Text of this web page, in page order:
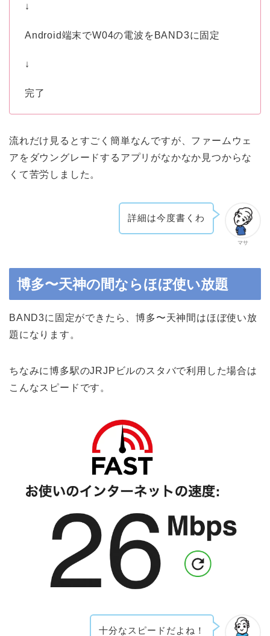
↓
Android端末でW04の電波をBAND3に固定
↓
完了
流れだけ見るとすごく簡単なんですが、ファームウェ
アをダウングレードするアプリがなかなか見つからな
くて苦労しました。
マサ
詳細は今度書くわ
博多〜天神の間ならほぼ使い放題
BAND3に固定ができたら、博多〜天神間はほぼ使い放
題になります。
ちなみに博多駅のJRJPビルのスタバで利用した場合は
こんなスピードです。
十分なスピードだよね！